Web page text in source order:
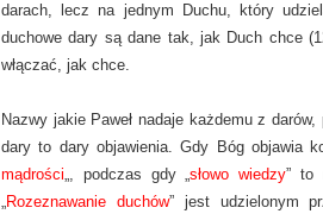
darach, lecz na jednym Duchu, który
duchowe dary są dane tak, jak Duch chce
włączać, jak chce.
Nazwy jakie Paweł nadaje każdemu z
dary to dary objawienia. Gdy Bóg objawia
mądrości„, podczas gdy „słowo wiedzy” to
„Rozeznawanie duchów” jest udzielonym